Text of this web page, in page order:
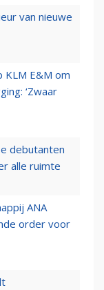
van nieuwe
E&M om
‘Zwaar
debutanten
alle ruimte
ANA
order voor